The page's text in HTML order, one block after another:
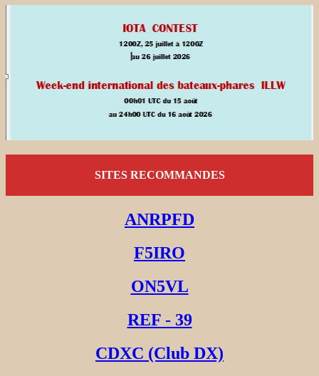
SITES RECOMMANDES
ANRPFD
F5IRO
ON5VL
REF - 39
CDXC (Club DX)